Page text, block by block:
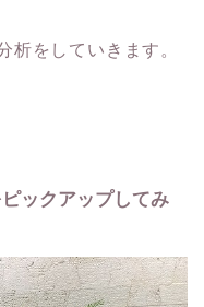
析をしていきます。
ックアップしてみ